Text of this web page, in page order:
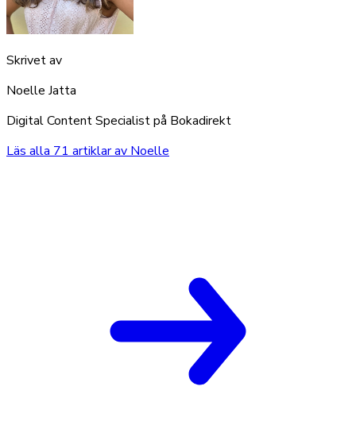
Skrivet av
Noelle Jatta
Digital Content Specialist på Bokadirekt
Läs alla 71 artiklar av Noelle